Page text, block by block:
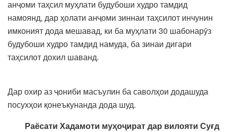
анҷоми таҳсил муҳлати будубоши худро тамдид
намоянд, дар ҳолати анҷоми зиннаи таҳсилот инчунин
имконият дода мешавад, ки ба муҳлати 30 шабонарӯз
будубоши худро тамдид намуда, ба зинаи дигари
таҳсилот дохил шаванд.
Дар охир аз ҷониби масъулин ба саволҳои додашуда
посухҳои қонеъкунанда дода шуд.
Раёсати Хадамоти муҳоҷират дар вилояти Суғд